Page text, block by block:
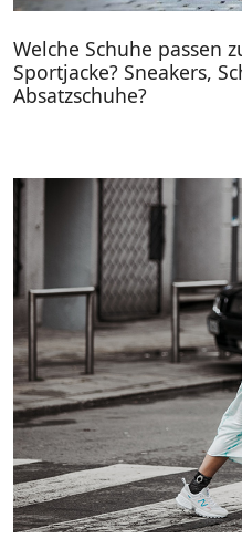
Welche Schuhe passen
Sportjacke? Sneakers,
Absatzschuhe?